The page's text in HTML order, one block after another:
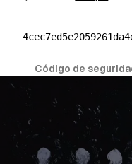
Código de